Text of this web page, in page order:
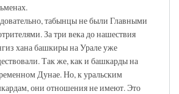
табынцы не были Главными
За три века до нашествия
хана башкиры на Урале уже
Так же, как и башкарды на
Дунае. Но, к уральским
они отношения не имеют. Это